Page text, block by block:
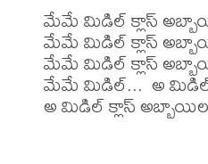
మేమే మిడిల్ క్లాస్
మేమే మిడిల్ క్లాస్
మేమే మిడిల్ క్లాస్
మేమే మిడిల్...  అ
అ మిడిల్ క్లాస్